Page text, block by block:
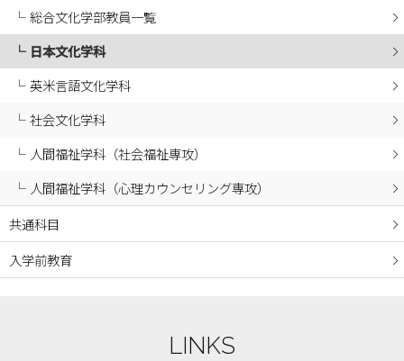
2024年05月
2024年04月
2024年03月
2024年02月
2023年12月
2023年11月
2023年10月
2023年08月
総合文化学部教員一覧
日本文化学科
英米言語文化学科
社会文化学科
人間福祉学科（社会福祉専攻）
人間福祉学科（心理カウンセリング専攻）
共通科目
入学前教育
LINKS